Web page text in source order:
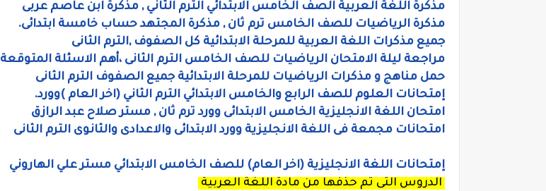
مذكرة اللغة العربية الصف الخامس الابتدائي الترم الثاني , مذكرة ابن عاصم عربى
مذكرة الرياضيات للصف الخامس ترم ثان , مذكرة المجتهد حساب خامسة ابتدائى.
جميع مذكرات اللغة العربية للمرحلة الابتدائية كل الصفوف ,الترم الثانى
مراجعة ليلة الامتحان الرياضيات للصف الخامس الترم الثانى ،أهم الاسئلة المتوقعة
حمل مناهج و مذكرات الرياضيات للمرحلة الابتدائية جميع الصفوف الترم الثانى
إمتحانات العلوم للصف الرابع والخامس الابتدائي الترم الثاني (اخر العام )وورد.
امتحان اللغة الانجليزية الخامس الابتدائى وورد ترم ثان , مستر صلاح عبد الرازق
امتحانات مجمعة فى اللغة الانجليزية وورد الابتدائى والاعدادى والثانوى الترم الثانى
إمتحانات اللغة الانجليزية (اخر العام) للصف الخامس الابتدائي مستر علي الهاروني
الدروس التى تم حذفها من مادة اللغة العربية